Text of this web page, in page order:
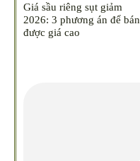
Giá sầu riêng sụt giảm
2026: 3 phương án để bán
được giá cao